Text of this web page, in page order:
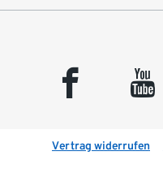
facebook youtube
Vertrag widerrufen